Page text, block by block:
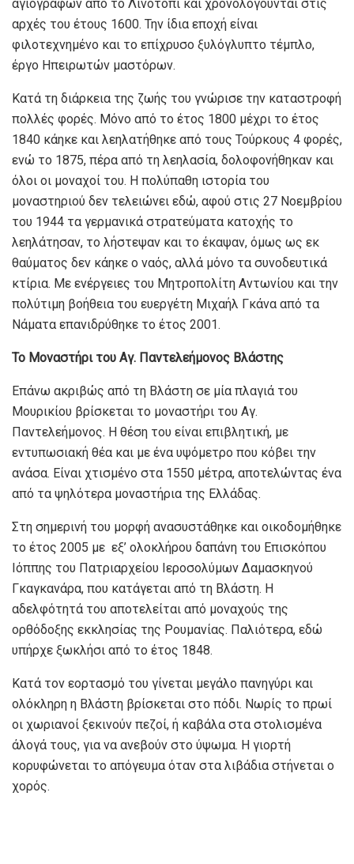
αγιογράφων από το Λινοτόπι και χρονολογούνται στις
αρχές του έτους 1600. Την ίδια εποχή είναι
φιλοτεχνημένο και το επίχρυσο ξυλόγλυπτο τέμπλο,
έργο Ηπειρωτών μαστόρων.
Κατά τη διάρκεια της ζωής του γνώρισε την καταστροφή
πολλές φορές. Μόνο από το έτος 1800 μέχρι το έτος
1840 κάηκε και λεηλατήθηκε από τους Τούρκους 4 φορές,
ενώ το 1875, πέρα από τη λεηλασία, δολοφονήθηκαν και
όλοι οι μοναχοί του. Η πολύπαθη ιστορία του
μοναστηριού δεν τελειώνει εδώ, αφού στις 27 Νοεμβρίου
του 1944 τα γερμανικά στρατεύματα κατοχής το
λεηλάτησαν, το λήστεψαν και το έκαψαν, όμως ως εκ
θαύματος δεν κάηκε ο ναός, αλλά μόνο τα συνοδευτικά
κτίρια. Με ενέργειες του Μητροπολίτη Αντωνίου και την
πολύτιμη βοήθεια του ευεργέτη Μιχαήλ Γκάνα από τα
Νάματα επανιδρύθηκε το έτος 2001.
Το Μοναστήρι του Αγ. Παντελεήμονος Βλάστης
Επάνω ακριβώς από τη Βλάστη σε μία πλαγιά του
Μουρικίου βρίσκεται το μοναστήρι του Αγ.
Παντελεήμονος. Η θέση του είναι επιβλητική, με
εντυπωσιακή θέα και με ένα υψόμετρο που κόβει την
ανάσα. Είναι χτισμένο στα 1550 μέτρα, αποτελώντας ένα
από τα ψηλότερα μοναστήρια της Ελλάδας.
Στη σημερινή του μορφή ανασυστάθηκε και οικοδομήθηκε
το έτος 2005 µε εξ’ ολοκλήρου δαπάνη του Επισκόπου
Ιόππης του Πατριαρχείου Ιεροσολύµων Δαµασκηνού
Γκαγκανάρα, που κατάγεται από τη Βλάστη. Η
αδελφότητά του αποτελείται από μοναχούς της
ορθόδοξης εκκλησίας της Ρουμανίας. Παλιότερα, εδώ
υπήρχε ξωκλήσι από το έτος 1848.
Κατά τον εορτασμό του γίνεται μεγάλο πανηγύρι και
ολόκληρη η Βλάστη βρίσκεται στο πόδι. Νωρίς το πρωί
οι χωριανοί ξεκινούν πεζοί, ή καβάλα στα στολισμένα
άλογά τους, για να ανεβούν στο ύψωμα. Η γιορτή
κορυφώνεται το απόγευμα όταν στα λιβάδια στήνεται ο
χορός.